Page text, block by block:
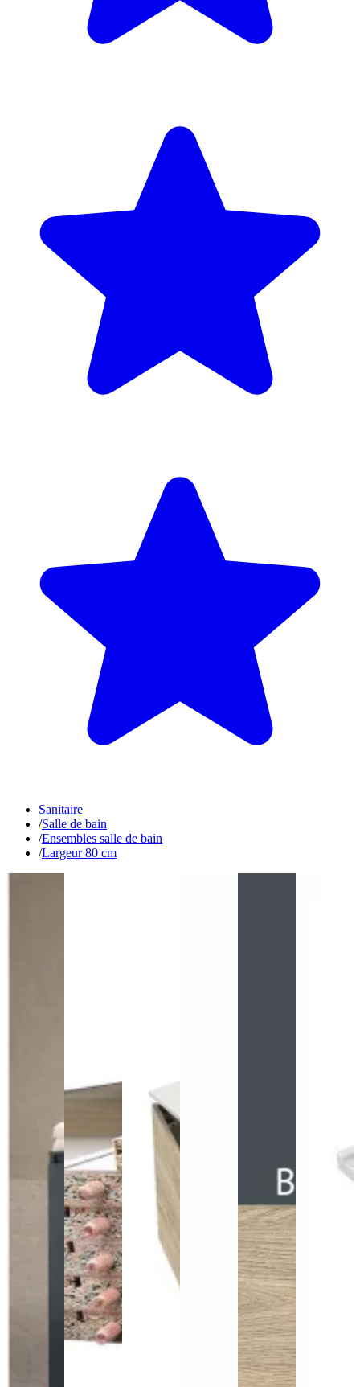
Sanitaire
/Salle de bain
/Ensembles salle de bain
/Largeur 80 cm